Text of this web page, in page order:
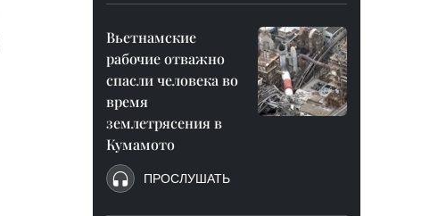
Вьетнамские
рабочие отважно
спасли человека во
время
землетрясения в
Кумамото
ПРОСЛУШАТЬ